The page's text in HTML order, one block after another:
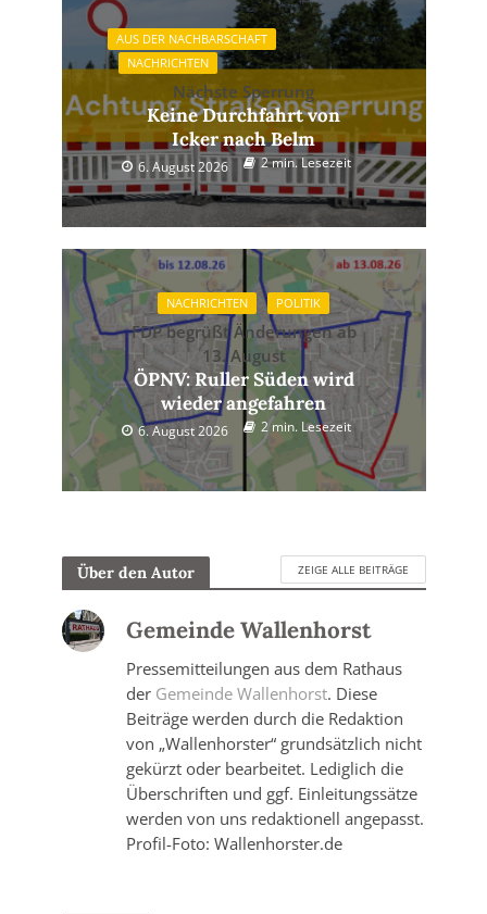
AUS DER NACHBARSCHAFT
NACHRICHTEN
Nächste Sperrung
Keine Durchfahrt von
Icker nach Belm
6. August 2026 2 min. Lesezeit
NACHRICHTEN POLITIK
FDP begrüßt Änderungen ab
13. August
ÖPNV: Ruller Süden wird
wieder angefahren
6. August 2026 2 min. Lesezeit
Über den Autor ZEIGE ALLE BEITRÄGE
Gemeinde Wallenhorst
Pressemitteilungen aus dem Rathaus
der Gemeinde Wallenhorst. Diese
Beiträge werden durch die Redaktion
von „Wallenhorster“ grundsätzlich nicht
gekürzt oder bearbeitet. Lediglich die
Überschriften und ggf. Einleitungssätze
werden von uns redaktionell angepasst.
Profil-Foto: Wallenhorster.de